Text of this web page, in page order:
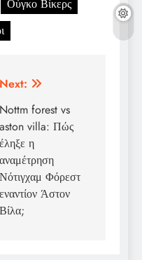
Ούγκο Βίκερς
Next:
Nottm forest vs
aston villa: Πώς
έληξε η
αναμέτρηση
Νότιγχαμ Φόρεστ
εναντίον Άστον
Βίλα;